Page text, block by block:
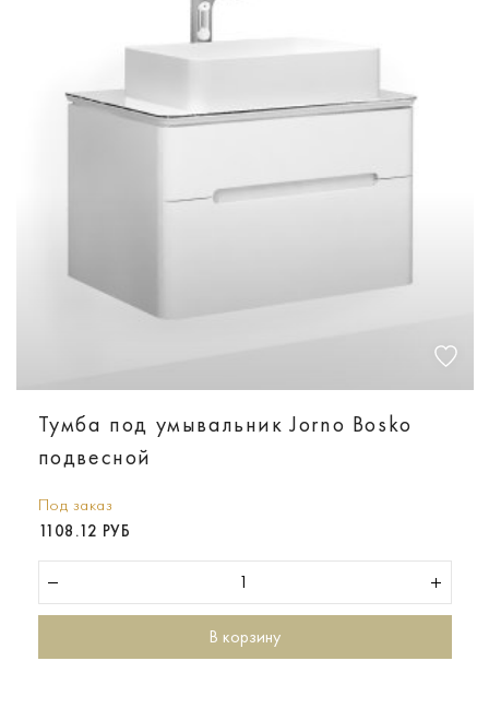
Тумба под умывальник Jorno Bosko
подвесной
Под заказ
1108.12 РУБ
В корзину